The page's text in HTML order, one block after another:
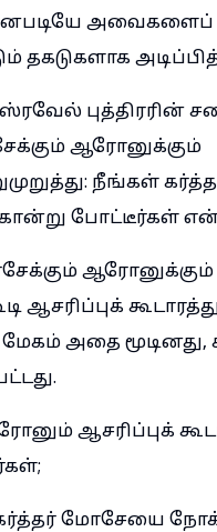
அவைகளைப்
தகடுகளாக
புத்திரரின்
ஆரோனுக்கும்
நீங்கள்
போட்டீர்கள்
ஆரோனுக்கும்
ஆசரிப்புக்
அதை மூடினது,
ஆசரிப்புக்
மோசேயை